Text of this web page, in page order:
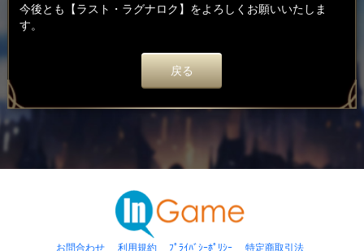
今後とも【ラスト・ラグナロク】をよろしくお願いいたしま
す。
戻る
お問合わせ 利用規約 ﾌﾟﾗｲﾊﾞｼｰﾎﾟﾘｼｰ 特定商取引法